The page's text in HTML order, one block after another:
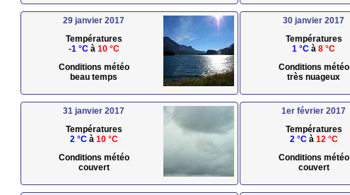
29 janvier 2017
Températures
-1 °Cà 10 °C
Conditions météo
beau temps
30 janvier 2017
Températures
1 °C à 8 °C
Conditions météo
très nuageux
31 janvier 2017
Températures
2 °Cà 10 °C
Conditions météo
couvert
1er février 2017
Températures
2 °Cà 12 °C
Conditions météo
couvert